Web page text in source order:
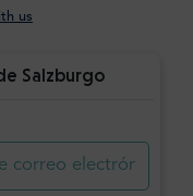
us
Salzburgo